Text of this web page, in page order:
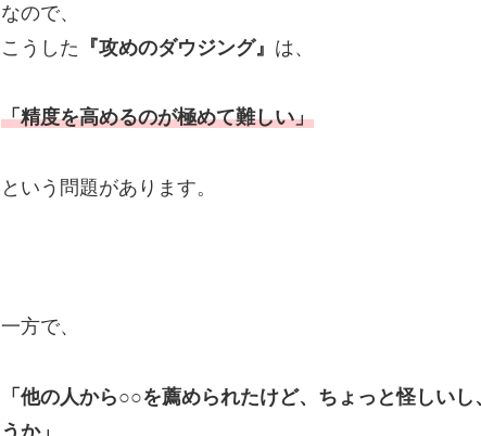
なので、
こうした 『攻めのダウジング』 は、
「精度を高めるのが極めて難しい」
という問題があります。
一方で、
「他の人から○○を薦められたけど、ちょっと怪しい
うか」